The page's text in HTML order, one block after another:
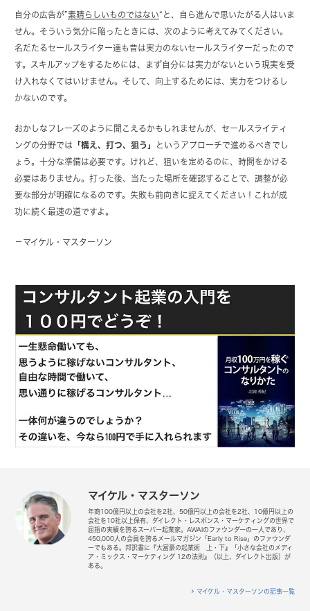
自分の広告が”素晴らしいものではない“と、自ら進んで思いたがる人はいま
せん。そういう気分に陥ったときには、次のように考えてみてください。
名だたるセールスライター達も昔は実力のないセールスライターだったので
す。スキルアップをするためには、まず自分には実力がないという現実を受
け入れなくてはいけません。そして、向上するためには、実力をつけるし
かないのです。
おかしなフレーズのように聞こえるかもしれませんが、セールスライティ
ングの分野では 「構え、打つ、狙う」
というアプローチで進めるべきでし
ょう。十分な準備は必要です。けれど、狙いを定めるのに、時間をかける
必要はありません。打った後、当たった場所を確認することで、調整が必
要な部分が明確になるのです。失敗も前向きに捉えてください！これが成
功に続く最速の道ですよ。
－マイケル・マスターソン
マイケル・マスターソン
年商100億円以上の会社を2社、50億円以上の会社を2社、10億円以上の
会社を10社以上保有、ダイレクト・レスポンス・マーケティングの世界で
屈指の実績を誇るスーパー起業家。AWAIのファウンダーの一人であり、
450,000人の会員を誇るメールマガジン「Early to Rise」のファウンダ
ーでもある。邦訳書に『大富豪の起業術 上・下』「小さな会社のメディ
ア・ミックス・マーケティング 12の法則』（以上、ダイレクト出版）が
ある。
マイケル・マスターソンの記事一覧